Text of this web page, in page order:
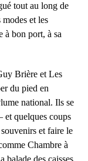
tout au long de
et les
à bon port, à sa
Brière et Les
du pied en
national. Ils se
quelques coups
et faire le
Chambre à
balade des caisses